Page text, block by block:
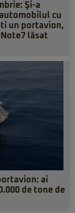
Şi-a
cu
un portavion,
lăsat
ai
de tone de